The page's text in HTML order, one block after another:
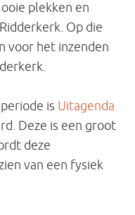
plekken en
Op die
voor het inzenden
is Uitagenda
Deze is een groot
deze
van een fysiek